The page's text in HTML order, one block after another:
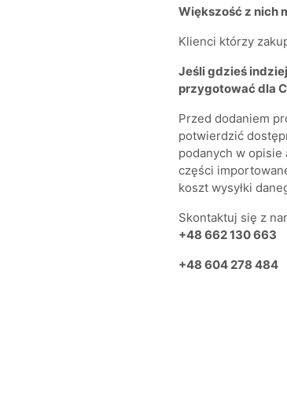
Większość z nich
Klienci którzy
Jeśli gdzieś
przygotować dla
Przed dodaniem
potwierdzić
podanych w opisie
części
koszt wysyłki
Skontaktuj się z
+48 662 130 663
+48 604 278 484